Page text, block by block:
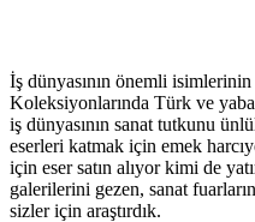
İş dünyasının önemli
Koleksiyonlarında Türk ve
iş dünyasının sanat tutkunu
eserleri katmak için emek
için eser satın alıyor kimi de
galerilerini gezen, sanat
sizler için araştırdık.